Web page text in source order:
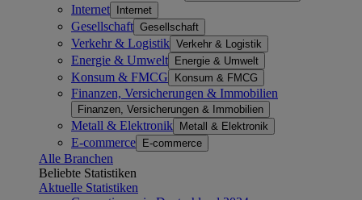
Internet Internet
Gesellschaft Gesellschaft
Verkehr & Logistik Verkehr & Logistik
Energie & Umwelt Energie & Umwelt
Konsum & FMCG Konsum & FMCG
Finanzen, Versicherungen & Immobilien
Finanzen, Versicherungen & Immobilien
Metall & Elektronik Metall & Elektronik
E-commerce E-commerce
Alle Branchen
Beliebte Statistiken
Aktuelle Statistiken